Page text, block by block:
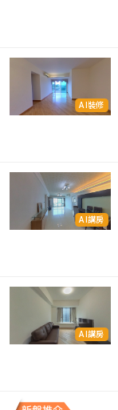
AI裝修
AI講房
AI講房